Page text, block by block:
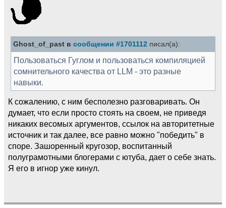
Ghost_of_past в сообщении #1701112 писал(а):
Пользоваться Гуглом и пользоваться компиляцией
сомнительного качества от LLM - это разные
навыки.
К сожалению, с ним бесполезно разговаривать. Он
думает, что если просто стоять на своем, не приведя
никаких весомых аргументов, ссылок на авторитетные
источник и так далее, все равно можно "победить" в
споре. Зашоренный кругозор, воспитанный
полуграмотными блогерами с ютуба, дает о себе знать.
Я его в игнор уже кинул.